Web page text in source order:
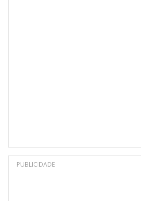
PUBLICIDADE